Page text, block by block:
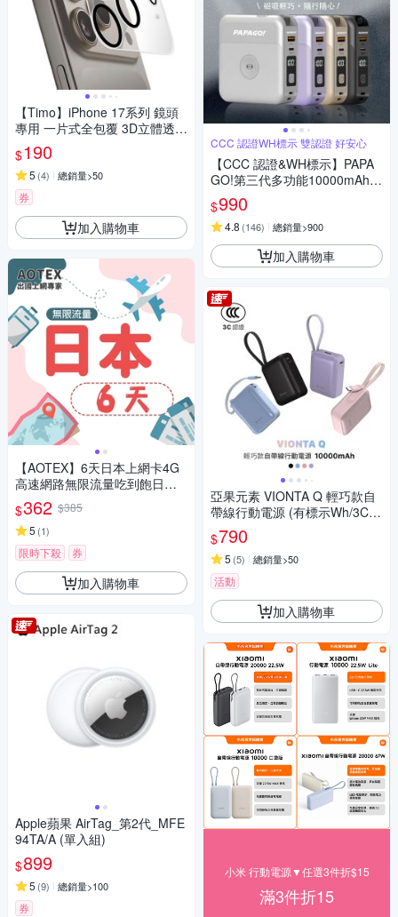
【Timo】iPhone 17系列 鏡頭
專用 一片式全包覆 3D立體透明
高硬度抗刮保護貼
$190
5 (4) 總銷量>50
券
加入購物車
【AOTEX】6天日本上網卡4G
高速網路無限流量吃到飽日本S
IM卡日本手機上網
$362 $385
5 (1)
限時下殺 券
加入購物車
Apple蘋果 AirTag_第2代_MFE
94TA/A (單入組)
$899
5 (9) 總銷量>100
券
CCC 認證WH標示 雙認證 好安心
【CCC 認證&WH標示】PAPA
GO!第三代多功能10000mAh可
分離式充電線行動電源BS-WL7
20-快
$990
4.8 (146) 總銷量>900
加入購物車
亞果元素 VIONTA Q 輕巧款自
帶線行動電源 (有標示Wh/3C認
證/可上飛機)
$790
5 (5) 總銷量>50
活動
加入購物車
小米 行動電源▼任選3件折$15
滿3件折15